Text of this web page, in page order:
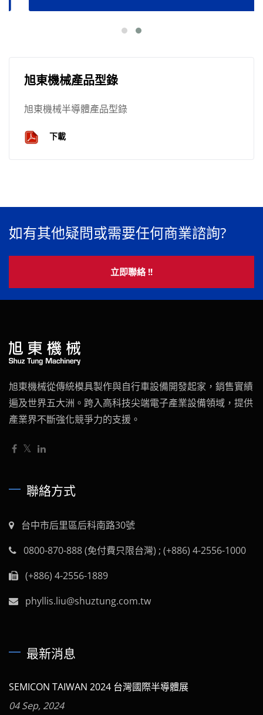
旭東機械產品型錄
旭東機械半導體產品型錄
下載
如有其他疑問或需要任何商業諮詢?
立即聯絡 !!
旭東機械從傳統模具製作與自行車設備開發起家，銷售實績
遍及世界五大洲。跨入高科技尖端電子產業設備領域，提供
產業界不斷強化競爭力的支援。
聯絡方式
台中市后里區后科南路30號
0800-870-888 (免付費只限台灣) ; (+886) 4-2556-1000
(+886) 4-2556-1889
phyllis.liu@shuztung.com.tw
最新消息
SEMICON TAIWAN 2024 台灣國際半導體展
04 Sep, 2024